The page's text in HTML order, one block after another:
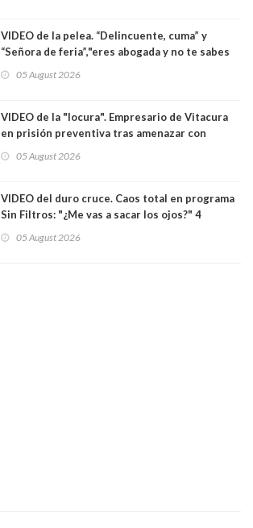
VIDEO de la pelea. “Delincuente, cuma” y
“Señora de feria”,"eres abogada y no te sabes
senadoras Camila Flores y Fabiola Campillai en
05 August 2026
VIDEO de la "locura". Empresario de Vitacura
en prisión preventiva tras amenazar con
Los persiguió en potente camioneta
05 August 2026
VIDEO del duro cruce. Caos total en programa
Sin Filtros: "¿Me vas a sacar los ojos?" 4
excarabinero que dejó ciego a Gustavo Gatica:
05 August 2026